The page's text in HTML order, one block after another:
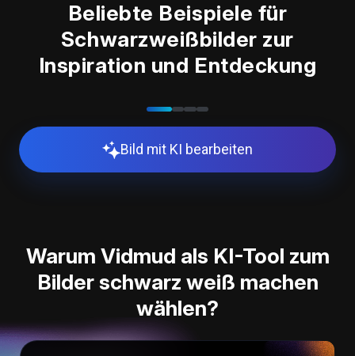
Beliebte Beispiele für
Schwarzweißbilder zur
Inspiration und Entdeckung
Entfernen Sie störende Farben und lassen Sie Hautstruktur, Emotionen
Schwarzweißporträt erzählen. So können Sie ganz einfach ein Bild in
schwarz weiß umwandeln und eine klassische, künstlerische Wirkung
Bild mit KI bearbeiten
Warum Vidmud als KI-Tool zum
Bilder schwarz weiß machen
wählen?